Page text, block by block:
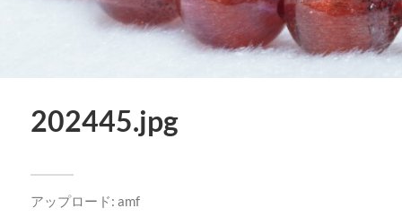
202445.jpg
アップロード: amf